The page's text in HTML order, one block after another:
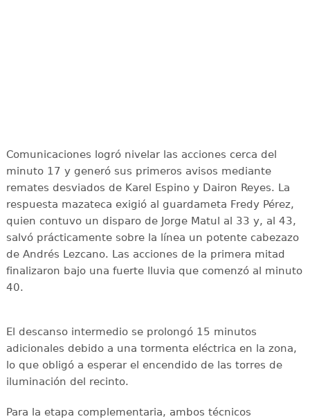
Comunicaciones logró nivelar las acciones cerca del
minuto 17 y generó sus primeros avisos mediante
remates desviados de Karel Espino y Dairon Reyes. La
respuesta mazateca exigió al guardameta Fredy Pérez,
quien contuvo un disparo de Jorge Matul al 33 y, al 43,
salvó prácticamente sobre la línea un potente cabezazo
de Andrés Lezcano. Las acciones de la primera mitad
finalizaron bajo una fuerte lluvia que comenzó al minuto
40.
El descanso intermedio se prolongó 15 minutos
adicionales debido a una tormenta eléctrica en la zona,
lo que obligó a esperar el encendido de las torres de
iluminación del recinto.
Para la etapa complementaria, ambos técnicos